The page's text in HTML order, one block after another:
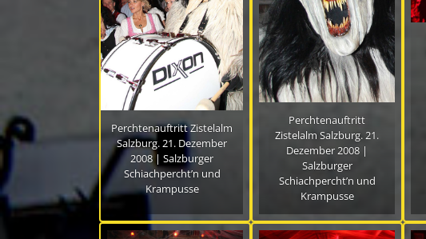
Perchtenauftritt Zistelalm
Salzburg. 21. Dezember
2008 | Salzburger
Schiachpercht’n und
Krampusse
Perchtenauftritt
Zistelalm Salzburg. 21.
Dezember 2008 |
Salzburger
Schiachpercht’n und
Krampusse